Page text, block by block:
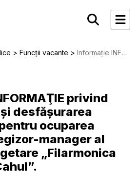
Funcții vacante Informație INFORMAŢIE privind organizarea şi desfăşurarea concursului pentru ocuparea funcţiei de regizor-manager al instituției bugetare „Filarmonica municipală Cahul”.
privind
desfăşurarea
ocuparea
manager al
„Filarmonica